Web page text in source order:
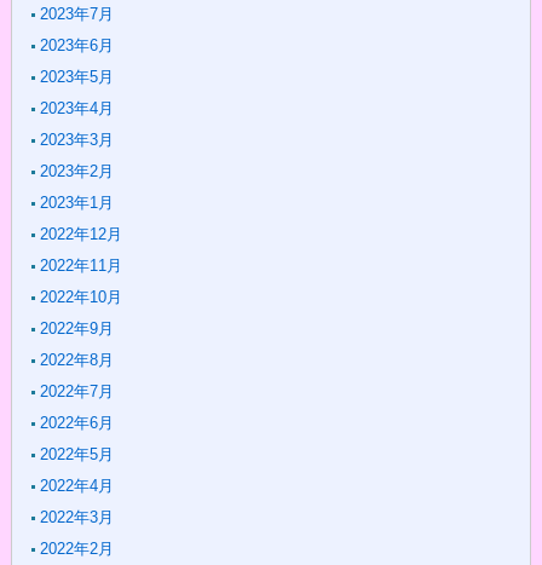
2023年7月
2023年6月
2023年5月
2023年4月
2023年3月
2023年2月
2023年1月
2022年12月
2022年11月
2022年10月
2022年9月
2022年8月
2022年7月
2022年6月
2022年5月
2022年4月
2022年3月
2022年2月